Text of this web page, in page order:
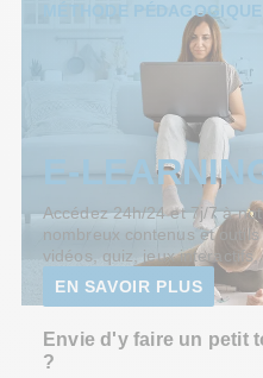
MÉTHODE
E-
Accédez 24h/24 et 7j/7 à
nombreux contenus et
vidéos, quiz, jeux interactifs,
EN SAVOIR PLUS
Envie d'y faire un petit
?